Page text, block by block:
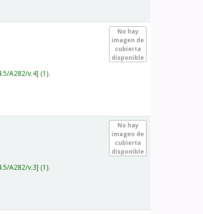
No hay
imagen de
cubierta
disponible
A282/v.4 (1).
No hay
imagen de
cubierta
disponible
A282/v.3 (1).